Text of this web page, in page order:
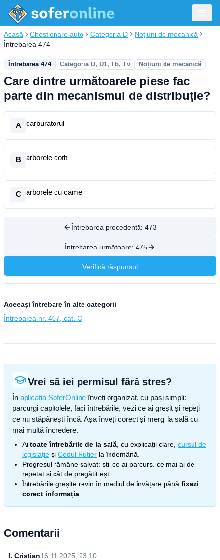
Acasă Chestionare auto Categoria D
Noțiuni de mecanică
Întrebarea 474
Întrebarea 474 Categoria D, D1, Tb, Tv Noțiuni de mecanică
Care dintre următoarele piese fac
parte din mecanismul de distribuţie?
A carburatorul
B arborele cotit
C arborele cu came
Întrebarea precedentă: 473
Întrebarea următoare: 475
Verifică răspunsul
Aceeași întrebare în alte categorii
Întrebarea nr. 407, cat. C
Vrei să iei permisul fără stres?
În aplicația SoferOnline înveți organizat, cu pași simpli:
parcurgi capitolele, faci întrebările, vezi ce ai greșit și repeți
ce nu stăpânești încă. Așa înveți corect și mergi la sală cu
mai multă încredere.
Ai toate întrebările de la sală , cu explicații clare, cursul de
legislație și Codul Rutier la îndemână.
Progresul rămâne salvat: știi ce ai parcurs, ce mai ai de
repetat și cât de pregătit ești.
Întrebările greșite revin în mediul de învățare până fixezi
corect informația
Comentarii
I. Cristian16.11.2025, 23:10